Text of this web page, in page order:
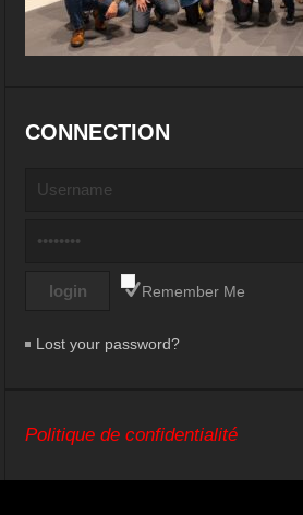
CONNECTION
Remember Me
Lost your password?
Politique de confidentialité